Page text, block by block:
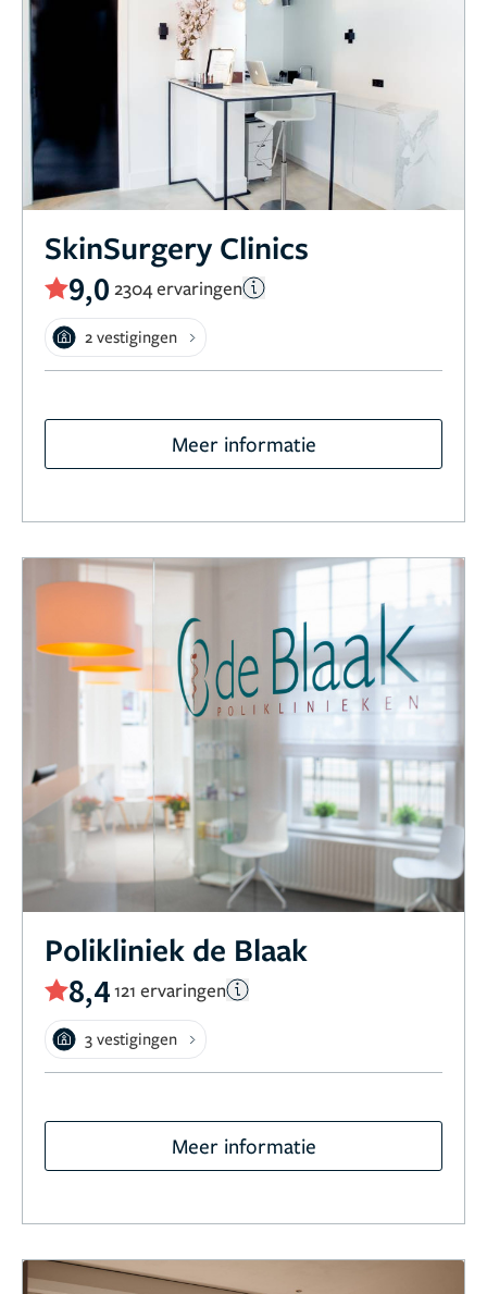
SkinSurgery Clinics
9,0 2304 ervaringen
2 vestigingen
Meer informatie
Polikliniek de Blaak
8,4121 ervaringen
3 vestigingen
Meer informatie